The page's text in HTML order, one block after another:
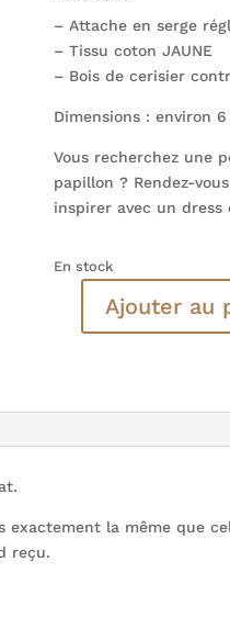
– Attache en serge
– Tissu coton JAUNE
– Bois de cerisier
Dimensions : environ 6
Vous recherchez une
papillon ? Rendez-
inspirer avec un dress
En stock
quantité
en
bois
Ajouter au
la même que
reçu.